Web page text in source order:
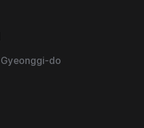
Gyeonggi-do